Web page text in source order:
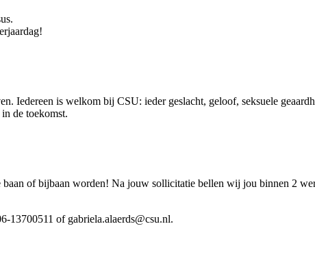
is welkom bij CSU: ieder geslacht, geloof, seksuele
de toekomst.
of bijbaan worden! Na jouw sollicitatie bellen wij jou binnen 2
13700511 of gabriela.alaerds@csu.nl.